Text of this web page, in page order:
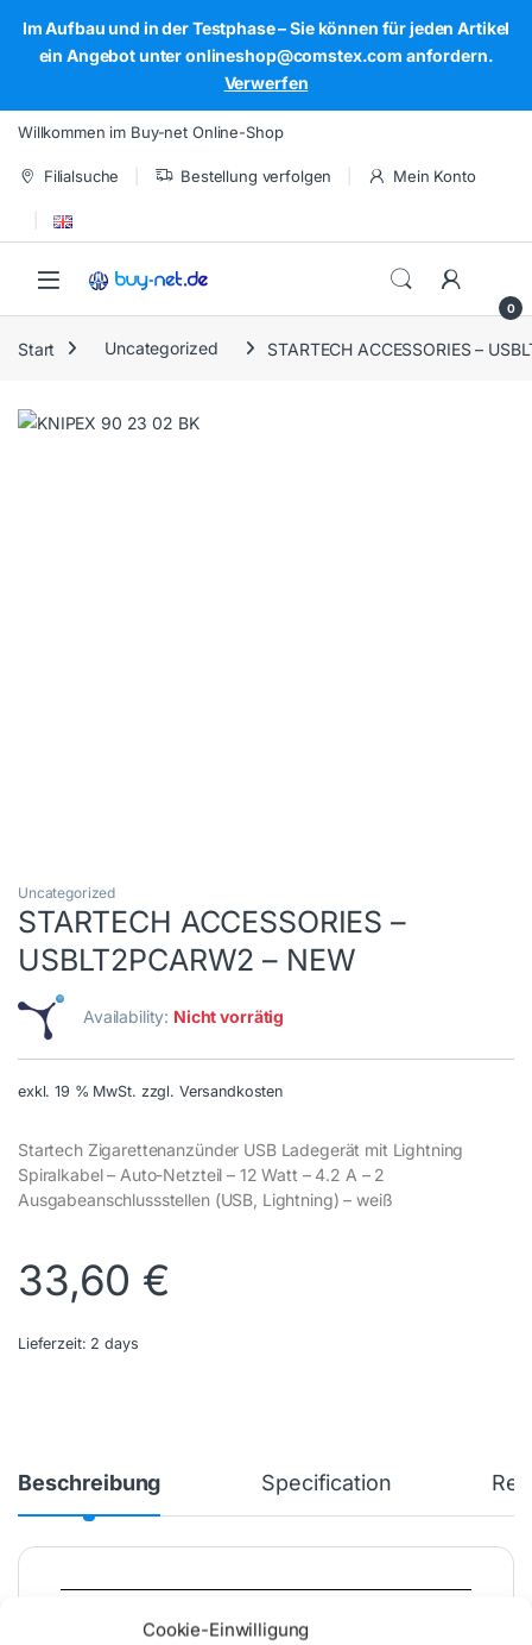
Cookie-Einwilligung
Im Aufbau und in der Testphase – Sie können für jeden Artikel
ein Angebot unter onlineshop@comstex.com anfordern.
Verwerfen
Skip to navigation
Skip to content
Willkommen im Buy-net Online-Shop
Filialsuche Bestellung verfolgen Mein Konto
Open
0
Start Uncategorized STARTECH ACCESSORIES –
Uncategorized
STARTECH ACCESSORIES –
USBLT2PCARW2 – NEW
Availability: Nicht vorrätig
exkl. 19 % MwSt. zzgl. Versandkosten
Startech Zigarettenanzünder USB Ladegerät mit Lightning
Spiralkabel – Auto-Netzteil – 12 Watt – 4.2 A – 2
Ausgabeanschlussstellen (USB, Lightning) – weiß
33,60 €
Lieferzeit: 2 days
Beschreibung Specification
Comstex GmbH & Co. KG keine Haftung (